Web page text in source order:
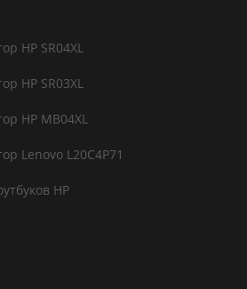
HP SR04XL
HP SR03XL
HP MB04XL
Lenovo L20C4P71
HP